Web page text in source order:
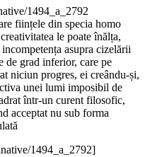
1494_a_2792
ființele din specia homo
le poate înălța,
asupra cizelării
de grad inferior, care pe
niciun progres, ei creându-și,
unei lumi imposibil de
într-un curent filosofic,
acceptat nu sub forma
1494_a_2792]